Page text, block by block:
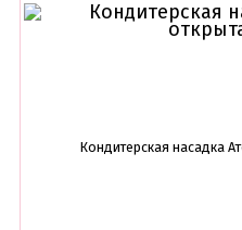
Кондитерская насадка